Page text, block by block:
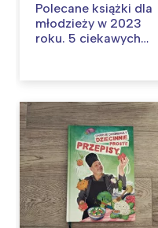
Polecane książki dla
młodzieży w 2023
roku. 5 ciekawych